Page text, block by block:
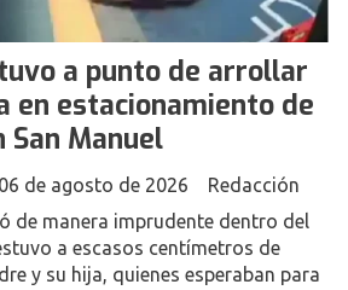
a punto de arrollar
en estacionamiento de
San Manuel
Redacción
06 de agosto de 2026
de manera imprudente dentro del
a escasos centímetros de
y su hija, quienes esperaban para